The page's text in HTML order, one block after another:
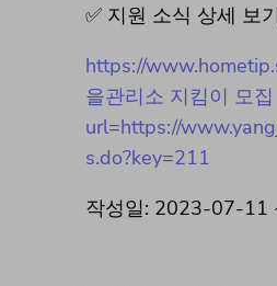
✅ 지원 소식 상세 보
https://
을관리소 지킴이 모
url=https://
s.do?key=211
작성일: 2023-07-11